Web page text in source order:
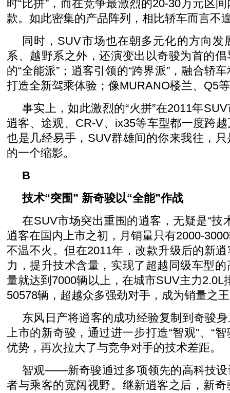
时“比拼”，而在竞争最激烈的20-30万元区
款。如此密集的产品阵列，相比轿车而言不
同时，SUV市场也在朝多元化的方向发
系、越野系之外，还演变出以奇骏为首的
的“全能派”；逍客引领的“跨界派”，融合轿
打造全新驾乘体验；像MURANO楼兰、Q5
事实上，如此激烈的“火拼”在2011年
逍客、途观、CR-V、ix35等车型都一度跨
也是几经易手，SUV群雄间的你来我往，
的一个缩影。
B
技术“突围” 新奇骏以“全能”作战
在SUV市场突出重围的逍客，无疑是“技
逍客在国内上市之初，月销量只有2000-
不温不火。但在2011年，改款升级后的新
力，提升技术含量，实现了超越同级车型
量就达到7000辆以上，在城市SUV主力2.0L
50578辆，超越众多强劲对手，成为销量之
东风日产将逍客的成功经验复制到奇骏
上市的新奇骏，通过进一步打造“智观”、“智
优势，再次拉大了与竞争对手的技术差距。
智观――新奇骏通过多项领先的高科技设
者与乘客的宽阔视野。继新逍客之后，新